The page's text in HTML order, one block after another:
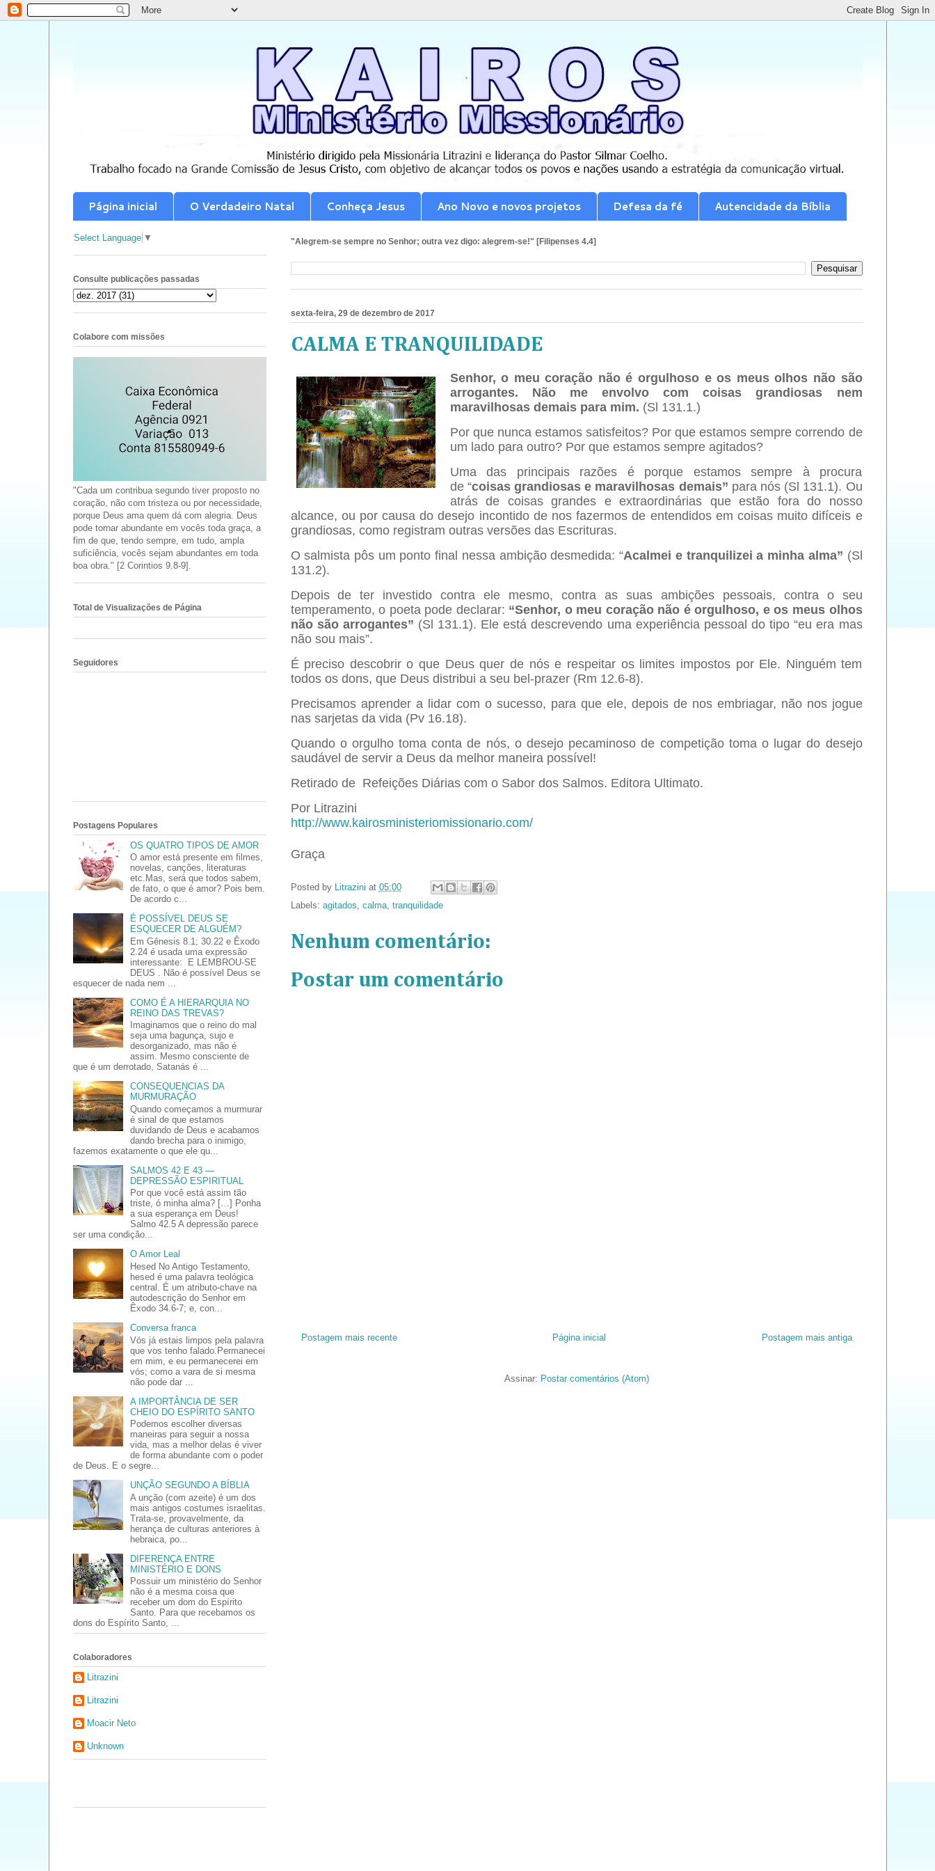
Página inicial O Verdadeiro Natal Conheça Jesus Ano Novo e novos projetos Defesa da fé Autencidade da Bíblia
"Alegrem-se sempre no Senhor; outra vez digo: alegrem-se!" [Filipenses 4.4]
sexta-feira, 29 de dezembro de 2017
CALMA E TRANQUILIDADE
Senhor, o meu coração não é orgulhoso e os meus olhos não são
arrogantes. Não me envolvo com coisas grandiosas nem
maravilhosas demais para mim. (Sl 131.1.)
Por que nunca estamos satisfeitos? Por que estamos sempre correndo de
um lado para outro? Por que estamos sempre agitados?
Uma das principais razões é porque estamos sempre à procura
de “coisas grandiosas e maravilhosas demais” para nós (Sl 131.1). Ou
atrás de coisas grandes e extraordinárias que estão fora do nosso
alcance, ou por causa do desejo incontido de nos fazermos de entendidos em coisas muito difíceis e
grandiosas, como registram outras versões das Escrituras.
O salmista pôs um ponto final nessa ambição desmedida: “Acalmei e tranquilizei a minha alma” (Sl
131.2).
Depois de ter investido contra ele mesmo, contra as suas ambições pessoais, contra o seu
temperamento, o poeta pode declarar: “Senhor, o meu coração não é orgulhoso, e os meus olhos
não são arrogantes” (Sl 131.1). Ele está descrevendo uma experiência pessoal do tipo “eu era mas
não sou mais”.
É preciso descobrir o que Deus quer de nós e respeitar os limites impostos por Ele. Ninguém tem
todos os dons, que Deus distribui a seu bel-prazer (Rm 12.6-8).
Precisamos aprender a lidar com o sucesso, para que ele, depois de nos embriagar, não nos jogue
nas sarjetas da vida (Pv 16.18).
Quando o orgulho toma conta de nós, o desejo pecaminoso de competição toma o lugar do desejo
saudável de servir a Deus da melhor maneira possível!
Retirado de Refeições Diárias com o Sabor dos Salmos. Editora Ultimato.
Por Litrazini
http://www.kairosministeriomissionario.com/
Graça
Posted by Litrazini at 05:00
Labels: agitados, calma, tranquilidade
Nenhum comentário:
Postar um comentário
Postagem mais recente Postagem mais antiga
Página inicial
Assinar: Postar comentários (Atom)
Select Language ▼
Consulte publicações passadas
Colabore com missões
"Cada um contribua segundo tiver proposto no
coração, não com tristeza ou por necessidade,
porque Deus ama quem dá com alegria. Deus
pode tornar abundante em vocês toda graça, a
fim de que, tendo sempre, em tudo, ampla
suficiência, vocês sejam abundantes em toda
boa obra." [2 Corintios 9.8-9].
Total de Visualizações de Página
Seguidores
Postagens Populares
OS QUATRO TIPOS DE AMOR
O amor está presente em filmes,
novelas, canções, literaturas
etc.Mas, será que todos sabem,
de fato, o que é amor? Pois bem.
De acordo c...
É POSSÍVEL DEUS SE
ESQUECER DE ALGUÉM?
Em Gênesis 8.1; 30.22 e Êxodo
2.24 é usada uma expressão
interessante: E LEMBROU-SE
DEUS . Não é possível Deus se
esquecer de nada nem ...
COMO É A HIERARQUIA NO
REINO DAS TREVAS?
Imaginamos que o reino do mal
seja uma bagunça, sujo e
desorganizado, mas não é
assim. Mesmo consciente de
que é um derrotado, Satanás é ...
CONSEQUENCIAS DA
MURMURAÇÃO
Quando começamos a murmurar
é sinal de que estamos
duvidando de Deus e acabamos
dando brecha para o inimigo,
fazemos exatamente o que ele qu...
SALMOS 42 E 43 —
DEPRESSÃO ESPIRITUAL
Por que você está assim tão
triste, ó minha alma? […] Ponha
a sua esperança em Deus!
Salmo 42.5 A depressão parece
ser uma condição...
O Amor Leal
Hesed No Antigo Testamento,
hesed é uma palavra teológica
central. É um atributo-chave na
autodescrição do Senhor em
Êxodo 34.6-7; e, con...
Conversa franca
Vós já estais limpos pela palavra
que vos tenho falado.Permanecei
em mim, e eu permanecerei em
vós; como a vara de si mesma
não pode dar ...
A IMPORTÂNCIA DE SER
CHEIO DO ESPÍRITO SANTO
Podemos escolher diversas
maneiras para seguir a nossa
vida, mas a melhor delas é viver
de forma abundante com o poder
de Deus. E o segre...
UNÇÃO SEGUNDO A BÍBLIA
A unção (com azeite) é um dos
mais antigos costumes israelitas.
Trata-se, provavelmente, da
herança de culturas anteriores à
hebraica, po...
DIFERENÇA ENTRE
MINISTÉRIO E DONS
Possuir um ministério do Senhor
não é a mesma coisa que
receber um dom do Espírito
Santo. Para que recebamos os
dons do Espírito Santo, ...
Colaboradores
Litrazini
Litrazini
Moacir Neto
Unknown